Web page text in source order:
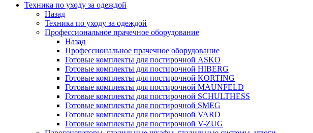
Техника по уходу за одеждой
Назад
Техника по уходу за одеждой
Профессиональное прачечное оборудование
Назад
Профессиональное прачечное оборудование
Готовые комплекты для постирочной ASKO
Готовые комплекты для постирочной HIBERG
Готовые комплекты для постирочной KORTING
Готовые комплекты для постирочной MAUNFELD
Готовые комплекты для постирочной SCHULTHESS
Готовые комплекты для постирочной SMEG
Готовые комплекты для постирочной VARD
Готовые комплекты для постирочной V-ZUG